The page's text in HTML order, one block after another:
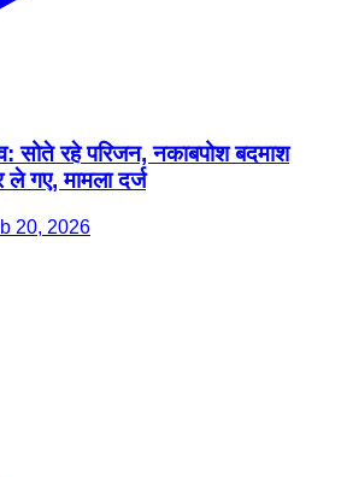
सोते रहे परिजन, नकाबपोश बदमाश
गए, मामला दर्ज
20, 2026